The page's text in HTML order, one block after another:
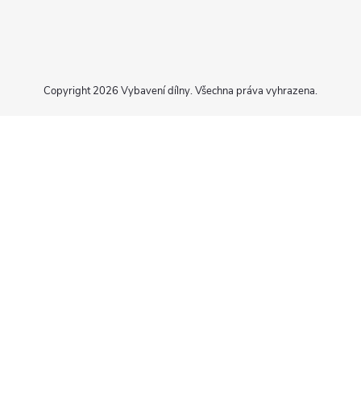
Copyright 2026 Vybavení dílny. Všechna práva vyhrazena.